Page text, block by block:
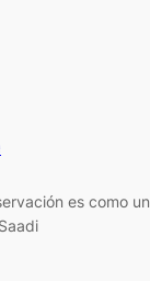
es como un